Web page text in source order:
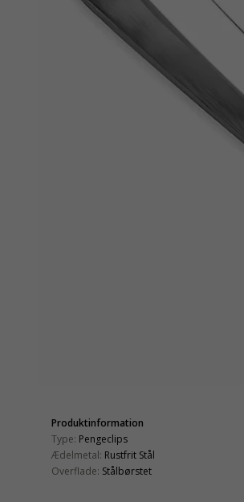
Produktinformation
Type: Pengeclips
Ædelmetal: Rustfrit Stål
Overflade: Stålbørstet